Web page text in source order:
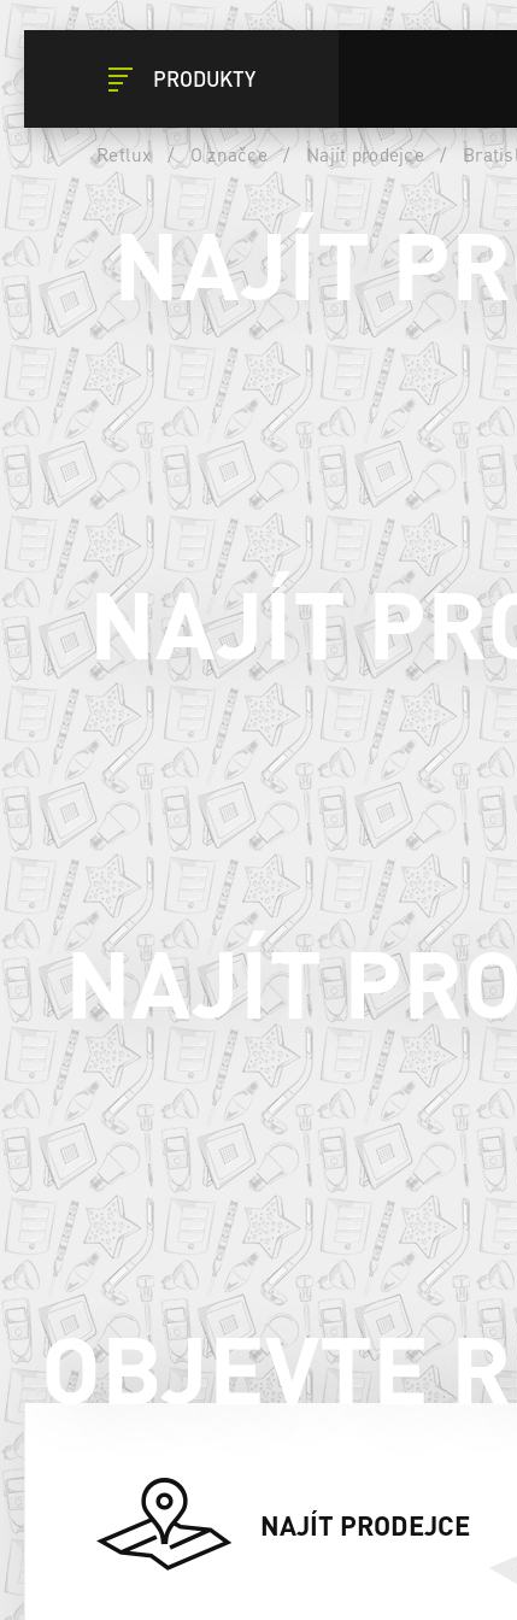
PRODUKTY
Retlux / O značce / Najít prodejce /
NAJÍT
NAJÍT
NAJÍT
OBJEVTE
NAJÍT PRODEJCE